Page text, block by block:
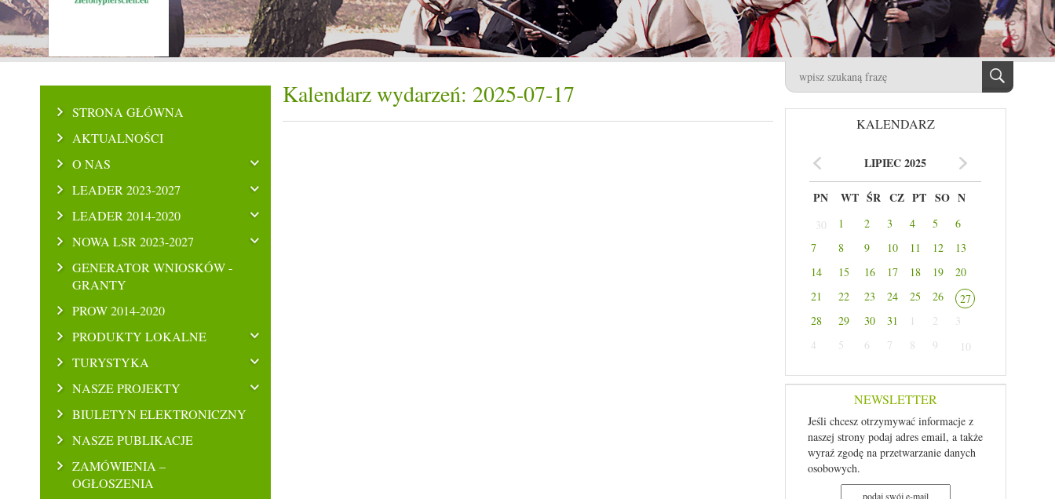
STRONA GŁÓWNA
AKTUALNOŚCI
O NAS
LEADER 2023-2027
LEADER 2014-2020
NOWA LSR 2023-2027
GENERATOR WNIOSKÓW -
GRANTY
PROW 2014-2020
PRODUKTY LOKALNE
TURYSTYKA
NASZE PROJEKTY
BIULETYN ELEKTRONICZNY
NASZE PUBLIKACJE
ZAMÓWIENIA –
OGŁOSZENIA
Kalendarz wydarzeń: 2025-07-17
KALENDARZ
LIPIEC 2025
PN WT ŚR CZ PT SO N
30 1 2 3 4 5
6
7
8 9 10 11 12
13
14
15 16 17 18 19
20
21
22 23 24 25 26
27
28
29 30 31 1 2
3
4
5 6 7 8 9 10
NEWSLETTER
Jeśli chcesz otrzymywać informacje z
naszej strony podaj adres email, a także
wyraź zgodę na przetwarzanie danych
osobowych.